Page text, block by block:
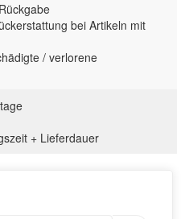
bei Artikeln mit
/ verlorene
+ Lieferdauer